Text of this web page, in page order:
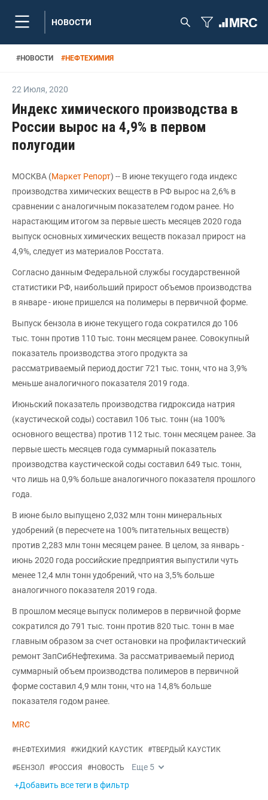
НОВОСТИ
#НОВОСТИ #НЕФТЕХИМИЯ
22 Июля, 2020
Индекс химического производства в
России вырос на 4,9% в первом
полугодии
МОСКВА (Маркет Репорт) -- В июне текущего года индекс
производства химических веществ в РФ вырос на 2,6% в
сравнении с аналогичным показателем годом ранее. Но
нарастающим итогом за первые шесть месяцев 2020 года
выпуск основных химических веществ показал прирост на
4,9%, следует из материалов Росстата.
Согласно данным Федеральной службы государственной
статистики РФ, наибольший прирост объемов производства
в январе - июне пришелся на полимеры в первичной форме.
Выпуск бензола в июне текущего года сократился до 106
тыс. тонн против 110 тыс. тонн месяцем ранее. Совокупный
показатель производства этого продукта за
рассматриваемый период достиг 721 тыс. тонн, что на 3,9%
меньше аналогичного показателя 2019 года.
Июньский показатель производства гидроксида натрия
(каустической соды) составил 106 тыс. тонн (на 100%
основного вещества) против 112 тыс. тонн месяцем ранее. За
первые шесть месяцев года суммарный показатель
производства каустической соды составил 649 тыс. тонн,
что лишь на 0,9% больше аналогичного показателя прошлого
года.
В июне было выпущено 2,032 млн тонн минеральных
удобрений (в пересчете на 100% питательных веществ)
против 2,283 млн тонн месяцем ранее. В целом, за январь -
июнь 2020 года российские предприятия выпустили чуть
менее 12,4 млн тонн удобрений, что на 3,5% больше
аналогичного показателя 2019 года.
В прошлом месяце выпуск полимеров в первичной форме
сократился до 791 тыс. тонн против 820 тыс. тонн в мае
главным образом за счет остановки на профилактический
ремонт ЗапСибНефтехима. За рассматриваемый период
суммарный объем производства полимеров в первичной
форме составил 4,9 млн тонн, что на 14,8% больше
показателя годом ранее.
MRC
#НЕФТЕХИМИЯ #ЖИДКИЙ КАУСТИК #ТВЕРДЫЙ КАУСТИК
#БЕНЗОЛ #РОССИЯ #НОВОСТЬ Еще 5
+Добавить все теги в фильтр